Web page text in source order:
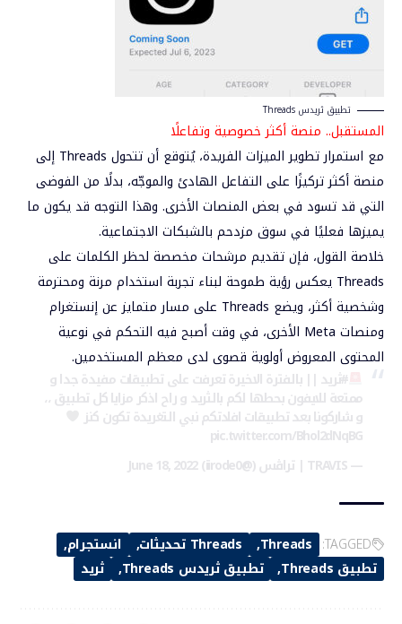
تطبيق ثريدس Threads
المستقبل.. منصة أكثر خصوصية وتفاعلًا
مع استمرار تطوير الميزات الفريدة، يُتوقع أن تتحول Threads إلى
منصة أكثر تركيزًا على التفاعل الهادئ والموجّه، بدلًا من الفوضى
التي قد تسود في بعض المنصات الأخرى. وهذا التوجه قد يكون ما
يميزها فعليًا في سوق مزدحم بالشبكات الاجتماعية.
خلاصة القول، فإن تقديم مرشحات مخصصة لحظر الكلمات على
Threads يعكس
رؤية طموحة لبناء تجربة استخدام مرنة ومحترمة
وشخصية أكثر
، ويضع Threads على مسار متمايز عن إنستغرام
ومنصات Meta الأخرى، في وقت أصبح فيه التحكم في نوعية
المحتوى المعروض أولوية قصوى لدى معظم المستخدمين.
#ثريد || بالفترة الاخيرة تعرفت على تطبيقات مفيدة جدا و
ممتعة للايفون بحطها لكم بالثريد و راح اذكر مزايا كل تطبيق ،،
و شاركونا بعد تطبيقات افادتكم نبي التغريدة تكون كنز
pic.twitter.com/Bhol2dNqBG
— TRAVIS | تراڤس (@iirode0)
June 18, 2022
TAGGED:
Threads Threads تحديثات
انستجرام
تطبيق Threads
تطبيق ثريدس Threads ثريد